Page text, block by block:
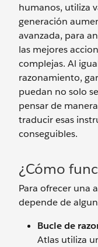
humanos, utiliza
generación
avanzada, para
las mejores
complejas. Al
razonamiento,
puedan no solo
pensar de
traducir esas
conseguibles.
¿Cómo
Para ofrecer una
depende de
Bucle de
Atlas utiliza